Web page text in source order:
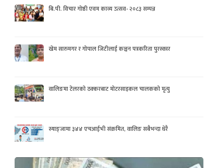
बि.पी. विचार गोष्ठी एवम काव्य उत्सव- २०८३ सम्पन्न
खेम सारुमगर र गोपाल जिटीलाई कञ्चन पत्रकरिता पुरस्कार
वालिङमा टेलरको ठक्करबाट मोटरसाइकल चालकको मृत्यु
स्याङ्जामा ३४४ एचआईभी संक्रमित, वालिङ सबैभन्दा धेरै